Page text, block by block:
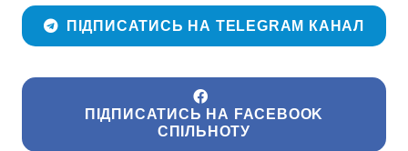
ПІДПИСАТИСЬ НА TELEGRAM КАНАЛ
ПІДПИСАТИСЬ НА FACEBOOK
СПІЛЬНОТУ